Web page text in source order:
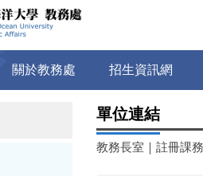
關於教務處 招生資訊網
單位連結
教務長室 ｜ 註冊課